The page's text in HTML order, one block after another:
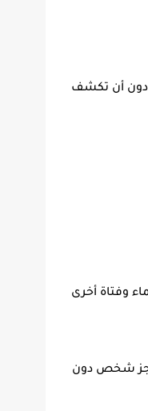
دون أن تكشف
وفتاة أخرى
شخص دون